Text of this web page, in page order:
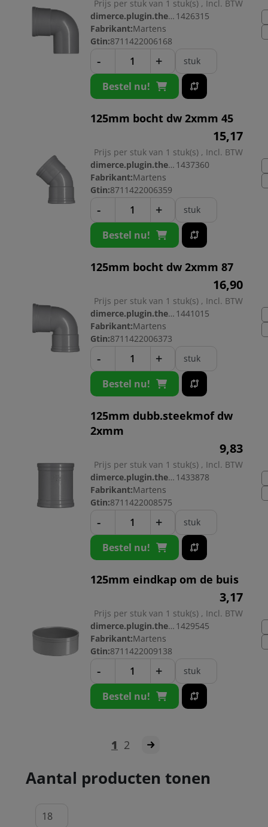
Prijs per stuk van 1 stuk(s) , Incl. BTW
dimerce.plugin.theme.productnr: 1426315
Fabrikant:Martens
Gtin:8711422006168
- + stuk
Bestel nu!
125mm bocht dw 2xmm 45
15,17
Prijs per stuk van 1 stuk(s) , Incl. BTW
dimerce.plugin.theme.productnr: 1437360
Fabrikant:Martens
Gtin:8711422006359
- + stuk
Bestel nu!
125mm bocht dw 2xmm 87
16,90
Prijs per stuk van 1 stuk(s) , Incl. BTW
dimerce.plugin.theme.productnr: 1441015
Fabrikant:Martens
Gtin:8711422006373
- + stuk
Bestel nu!
125mm dubb.steekmof dw
2xmm
9,83
Prijs per stuk van 1 stuk(s) , Incl. BTW
dimerce.plugin.theme.productnr: 1433878
Fabrikant:Martens
Gtin:8711422008575
- + stuk
Bestel nu!
125mm eindkap om de buis
3,17
Prijs per stuk van 1 stuk(s) , Incl. BTW
dimerce.plugin.theme.productnr: 1429545
Fabrikant:Martens
Gtin:8711422009138
- + stuk
Bestel nu!
1 2
Aantal producten tonen